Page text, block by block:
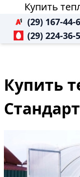
Купить
(29) 167-44-
(29) 224-36-
Купить